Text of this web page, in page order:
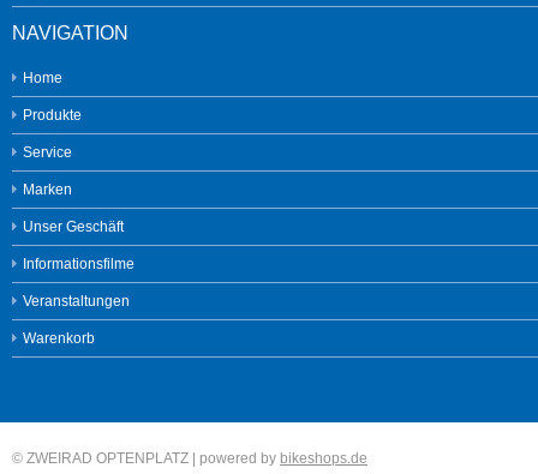
NAVIGATION
Home
Produkte
Service
Marken
Unser Geschäft
Informationsfilme
Veranstaltungen
Warenkorb
© ZWEIRAD OPTENPLATZ | powered by bikeshops.de